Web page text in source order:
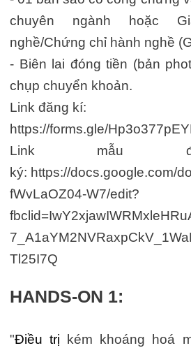
chuyên ngành hoặc
nghề/Chứng chỉ hành nghề
- Biên lai đóng tiền (bản
chụp chuyển khoản.
Link đăng kí:
https://forms.gle/
Link mẫu
ký: https://docs.google.com/
fWvLaOZ04-W7/edit?
Tl25I7Q
HANDS-ON 1:
"Điều trị kém khoáng hoá